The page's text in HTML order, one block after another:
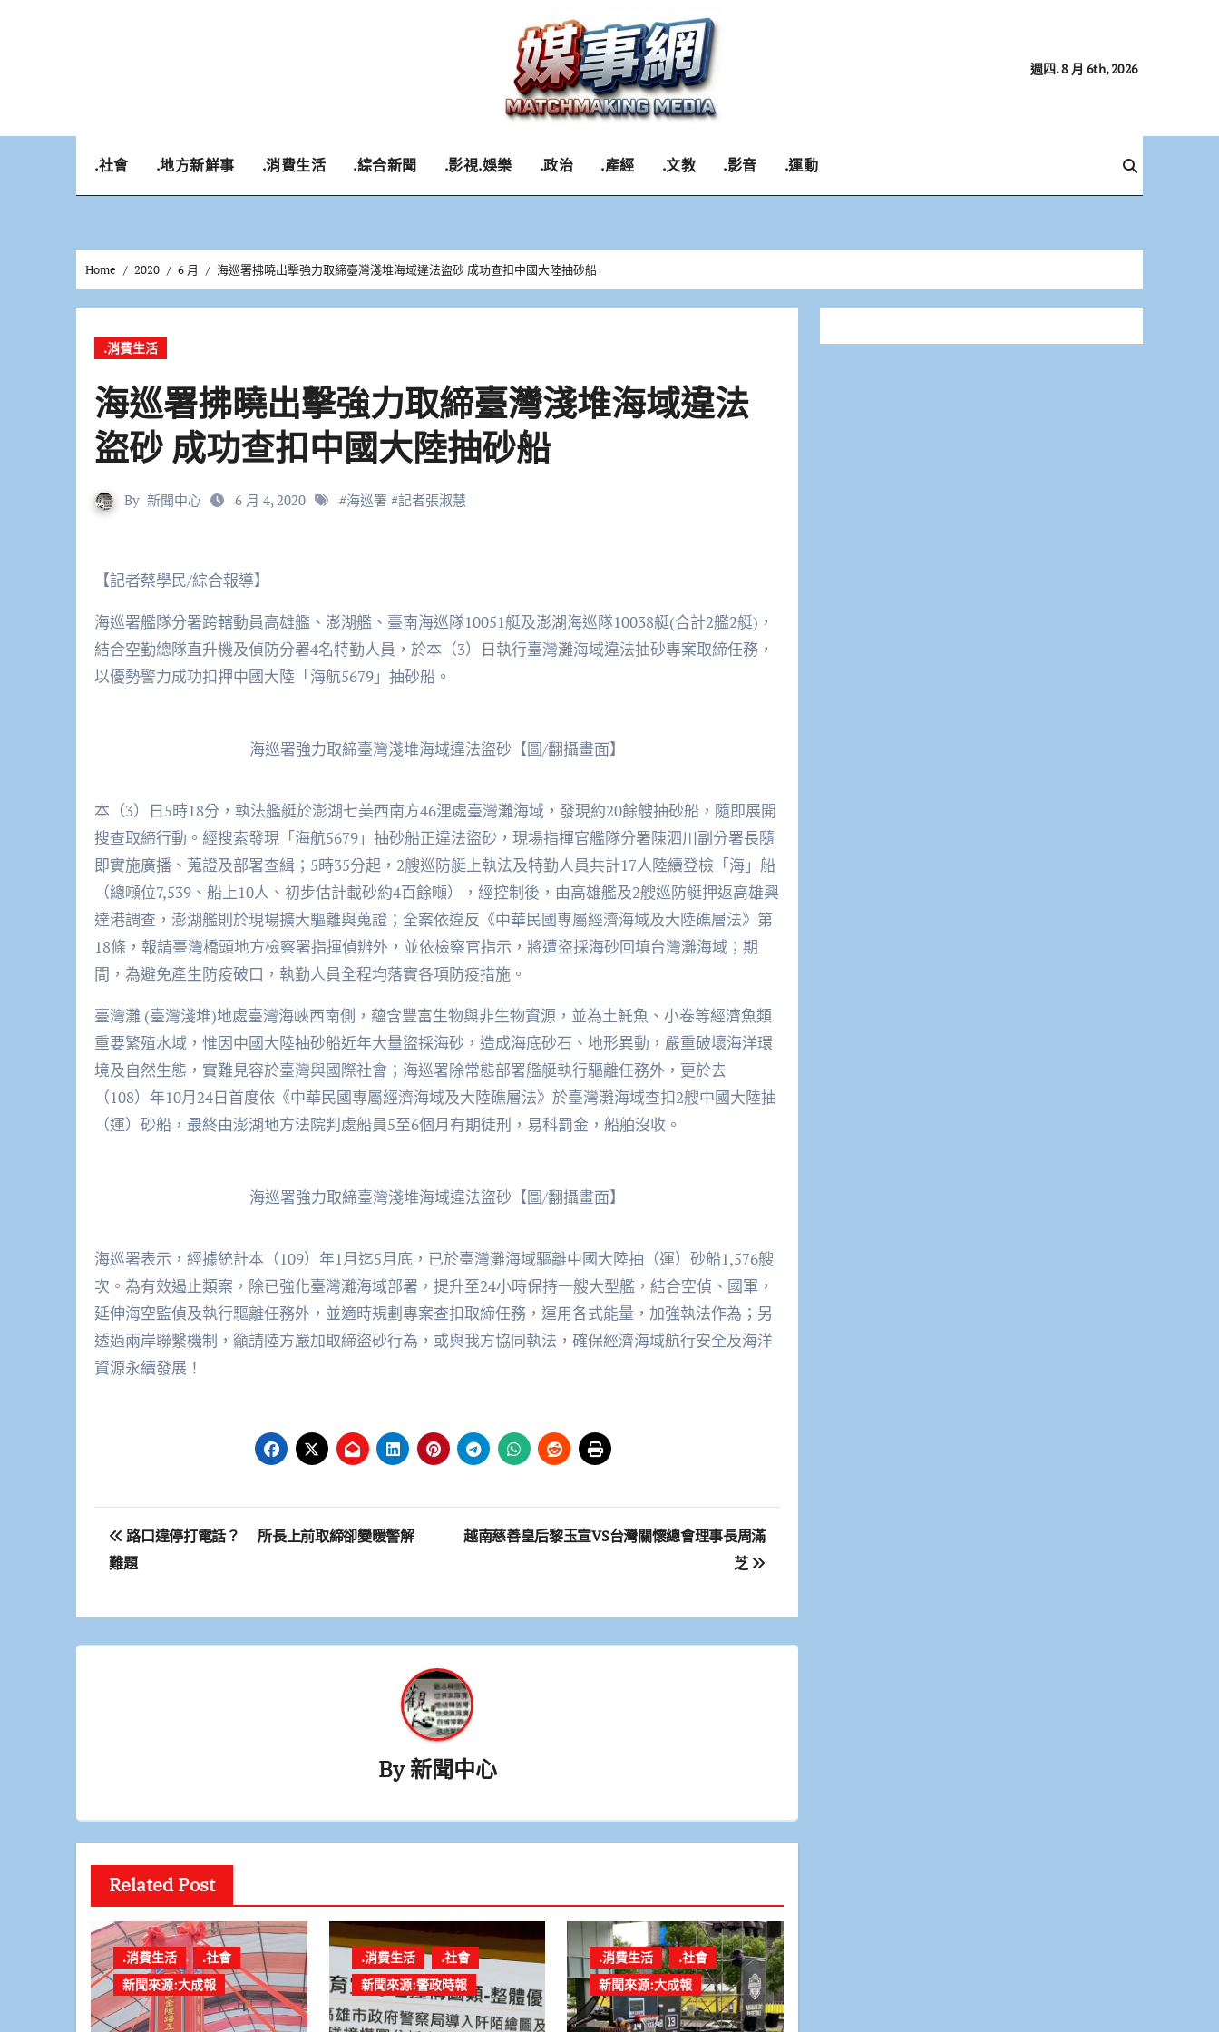
週四. 8 月 6th, 2026
.社會 .地方新鮮事 .消費生活 .綜合新聞 .影視.娛樂 .政治 .產經 .文教 .影音 .運動
Home 2020 6 月 海巡署拂曉出擊強力取締臺灣淺堆海域違法盜砂 成功查扣中國大陸抽砂船
.消費生活
海巡署拂曉出擊強力取締臺灣淺堆海域違法
盜砂 成功查扣中國大陸抽砂船
By 新聞中心 6 月 4, 2020 #海巡署 #記者張淑慧
【記者蔡學民/綜合報導】
海巡署艦隊分署跨轄動員高雄艦、澎湖艦、臺南海巡隊10051艇及澎湖海巡隊10038艇(合計2艦2艇)，
結合空勤總隊直升機及偵防分署4名特勤人員，於本（3）日執行臺灣灘海域違法抽砂專案取締任務，
以優勢警力成功扣押中國大陸「海航5679」抽砂船。
海巡署強力取締臺灣淺堆海域違法盜砂【圖/翻攝畫面】
本（3）日5時18分，執法艦艇於澎湖七美西南方46浬處臺灣灘海域，發現約20餘艘抽砂船，隨即展開
搜查取締行動。經搜索發現「海航5679」抽砂船正違法盜砂，現場指揮官艦隊分署陳泗川副分署長隨
即實施廣播、蒐證及部署查緝；5時35分起，2艘巡防艇上執法及特勤人員共計17人陸續登檢「海」船
（總噸位7,539、船上10人、初步估計載砂約4百餘噸），經控制後，由高雄艦及2艘巡防艇押返高雄興
達港調查，澎湖艦則於現場擴大驅離與蒐證；全案依違反《中華民國專屬經濟海域及大陸礁層法》第
18條，報請臺灣橋頭地方檢察署指揮偵辦外，並依檢察官指示，將遭盗採海砂回填台灣灘海域；期
間，為避免產生防疫破口，執勤人員全程均落實各項防疫措施。
臺灣灘 (臺灣淺堆)地處臺灣海峽西南側，蘊含豐富生物與非生物資源，並為土魠魚、小卷等經濟魚類
重要繁殖水域，惟因中國大陸抽砂船近年大量盜採海砂，造成海底砂石、地形異動，嚴重破壞海洋環
境及自然生態，實難見容於臺灣與國際社會；海巡署除常態部署艦艇執行驅離任務外，更於去
（108）年10月24日首度依《中華民國專屬經濟海域及大陸礁層法》於臺灣灘海域查扣2艘中國大陸抽
（運）砂船，最終由澎湖地方法院判處船員5至6個月有期徒刑，易科罰金，船舶沒收。
海巡署強力取締臺灣淺堆海域違法盜砂【圖/翻攝畫面】
海巡署表示，經據統計本（109）年1月迄5月底，已於臺灣灘海域驅離中國大陸抽（運）砂船1,576艘
次。為有效遏止類案，除已強化臺灣灘海域部署，提升至24小時保持一艘大型艦，結合空偵、國軍，
延伸海空監偵及執行驅離任務外，並適時規劃專案查扣取締任務，運用各式能量，加強執法作為；另
透過兩岸聯繫機制，籲請陸方嚴加取締盜砂行為，或與我方協同執法，確保經濟海域航行安全及海洋
資源永續發展！
文
章
覽
路口違停打電話？ 所長上前取締卻變暖警解
難題
越南慈善皇后黎玉宣VS台灣關懷總會理事長周滿
芝
By新聞中心
Related Post
.消費生活
.社會
新聞來源:大成報
.消費生活
.社會
新聞來源:警政時報
.消費生活
.社會
新聞來源:大成報